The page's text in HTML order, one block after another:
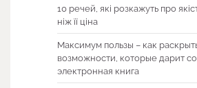
10 речей, які розкажуть про
ніж її ціна
Максимум пользы – как
возможности, которые дарит
электронная книга